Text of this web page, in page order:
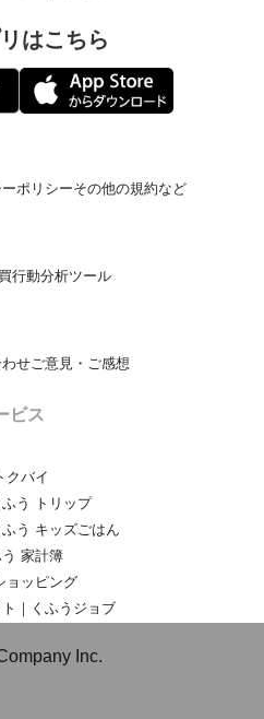
はこちら
ポリシーその他の規約など
行動分析ツール
せご意見・ご感想
ビス
クバイ
う トリップ
う キッズごはん
家計簿
ョッピング
｜くふうジョブ
Inc.